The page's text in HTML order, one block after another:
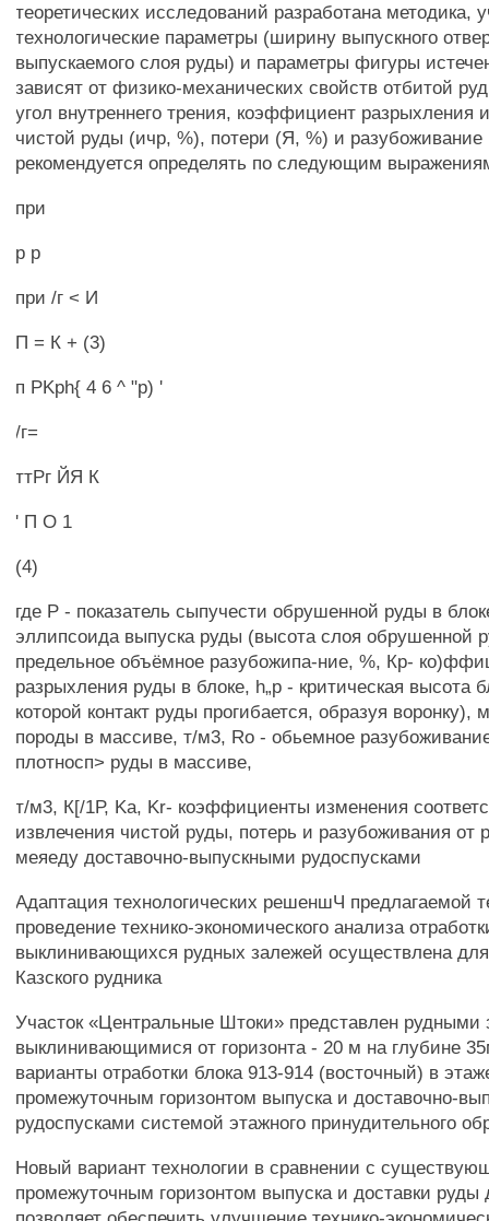
теоретических исследований разработана методика,
технологические параметры (ширину выпускного
выпускаемого слоя руды) и параметры фигуры
зависят от физико-механических свойств отбитой
угол внутреннего трения, коэффициент разрыхления
чистой руды (ичр, %), потери (Я, %) и
рекомендуется определять по следующим
при
р р
при /г < И
П = К + (3)
п PKph{ 4 6 ^ "р) '
/г=
ттРг ЙЯ К
' П О 1
(4)
где Р - показатель сыпучести обрушенной руды в
эллипсоида выпуска руды (высота слоя обрушенной
предельное объёмное разубожипа-ние, %, Кр-
разрыхления руды в блоке, h„p - критическая высота
которой контакт руды прогибается, образуя воронку),
породы в массиве, т/м3, Ro - обьемное
плотносп> руды в массиве,
т/м3, К[/1Р, Ka, Kr- коэффициенты изменения
извлечения чистой руды, потерь и разубоживания от
меяеду доставочно-выпускными рудоспусками
Адаптация технологических решеншЧ предлагаемой
проведение технико-экономического анализа
выклинивающихся рудных залежей осуществлена
Казского рудника
Участок «Центральные Штоки» представлен
выклинивающимися от горизонта - 20 м на глубине
варианты отработки блока 913-914 (восточный) в
промежуточным горизонтом выпуска и доставочно-
рудоспусками системой этажного принудительного
Новый вариант технологии в сравнении с
промежуточным горизонтом выпуска и доставки руды